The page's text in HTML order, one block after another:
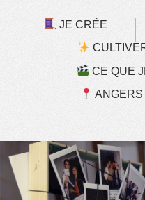
JE CRÉE
CE QUE